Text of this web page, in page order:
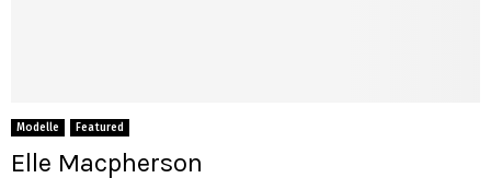
Modelle Featured
Elle Macpherson